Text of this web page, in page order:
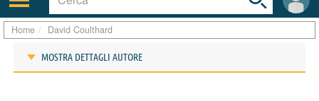
Home David Coulthard
MOSTRA DETTAGLI AUTORE